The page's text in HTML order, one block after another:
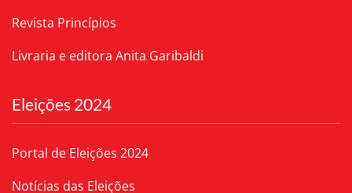
Revista Princípios
Livraria e editora Anita Garibaldi
Eleições 2024
Portal de Eleições 2024
Notícias das Eleições